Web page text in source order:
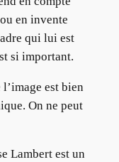
en invente
qui lui est
si important.
est bien
On ne peut
Lambert est un